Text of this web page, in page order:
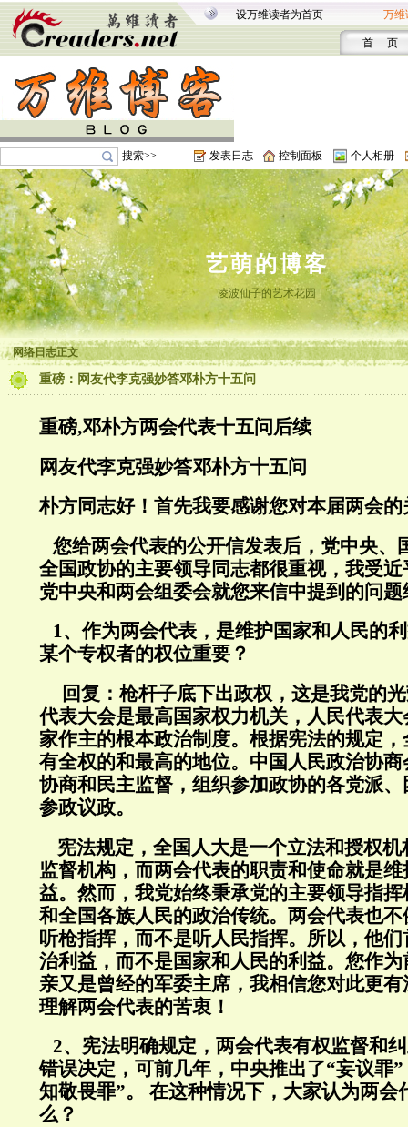
设万维读者为首页 万维
首 页
搜索>> 发表日志 控制面板 个人相册
艺萌的博客
凌波仙子的艺术花园
网络日志正文
重磅：网友代李克强妙答邓朴方十五问
重磅,邓朴方两会代表十五问后续
网友代李克强妙答邓朴方十五问
朴方同志好！首先我要感谢您对本届两会
您给两会代表的公开信发表后，党中央、
全国政协的主要领导同志都很重视，我受
党中央和两会组委会就您来信中提到的问
1、作为两会代表，是维护国家和人民的
某个专权者的权位重要？
回复： 枪杆子底下出政权，这是我党的
代表大会是最高国家权力机关，人民代表
家作主的根本政治制度。根据宪法的规定
有全权的和最高的地位。中国人民政治协
协商和民主监督，组织参加政协的各党派
参政议政。
宪法规定，全国人大是一个立法和授权机
监督机构，而两会代表的职责和使命就是
益。然而，我党始终秉承党的主要领导指
和全国各族人民的政治传统。两会代表也
听枪指挥，而不是听人民指挥。所以，他
治利益，而不是国家和人民的利益。您作
亲又是曾经的军委主席，我相信您对此更
理解两会代表的苦衷！
2、宪法明确规定，两会代表有权监督和
错误决定，可前几年，中央推出了“妄议罪
知敬畏罪”。 在这种情况下，大家认为两会
么？